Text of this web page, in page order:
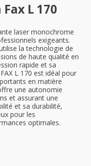
L 170
laser monochrome
exigeants.
la technologie de
de haute qualité en
rapide et sa
L 170 est idéal pour
en matière
une autonomie
et assurant une
et sa durabilité,
pour les
optimales.